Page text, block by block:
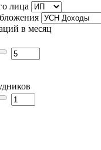
лица
в месяц